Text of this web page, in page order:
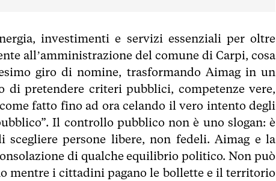
investimenti e servizi essenziali per oltre
all’amministrazione del comune di Carpi, cosa
giro di nomine, trasformando Aimag in un
di pretendere criteri pubblici, competenze vere,
fatto fino ad ora celando il vero intento degli
Il controllo pubblico non è uno slogan: è
scegliere persone libere, non fedeli. Aimag e la
di qualche equilibrio politico. Non può
mentre i cittadini pagano le bollette e il territorio